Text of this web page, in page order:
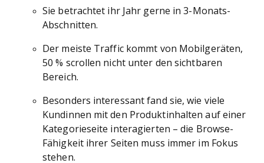
Sie betrachtet ihr Jahr gerne in 3-Monats-
Abschnitten.
Der meiste Traffic kommt von Mobilgeräten,
50 % scrollen nicht unter den sichtbaren
Bereich.
Besonders interessant fand sie, wie viele
Kundinnen mit den Produktinhalten auf einer
Kategorieseite interagierten – die Browse-
Fähigkeit ihrer Seiten muss immer im Fokus
stehen.